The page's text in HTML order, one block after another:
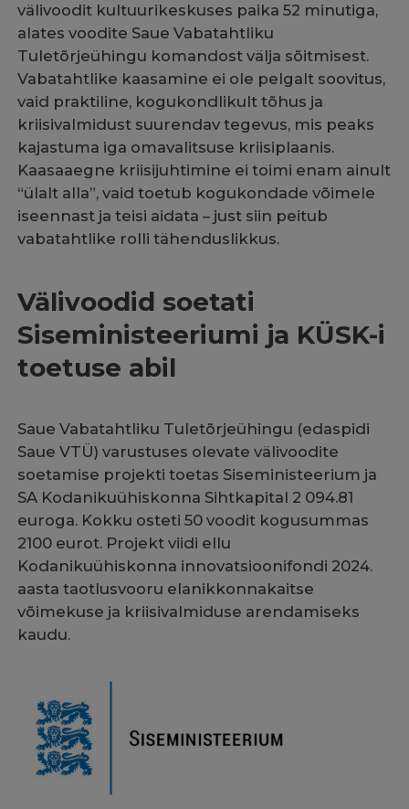
välivoodit kultuurikeskuses paika 52 minutiga,
alates voodite Saue Vabatahtliku
Tuletõrjeühingu komandost välja sõitmisest.
Vabatahtlike kaasamine ei ole pelgalt soovitus,
vaid praktiline, kogukondlikult tõhus ja
kriisivalmidust suurendav tegevus, mis peaks
kajastuma iga omavalitsuse kriisiplaanis.
Kaasaaegne kriisijuhtimine ei toimi enam ainult
“ülalt alla”, vaid toetub kogukondade võimele
iseennast ja teisi aidata – just siin peitub
vabatahtlike rolli tähenduslikkus.
Välivoodid soetati
Siseministeeriumi ja KÜSK-i
toetuse abil
Saue Vabatahtliku Tuletõrjeühingu (edaspidi
Saue VTÜ) varustuses olevate välivoodite
soetamise projekti toetas Siseministeerium ja
SA Kodanikuühiskonna Sihtkapital 2 094.81
euroga. Kokku osteti 50 voodit kogusummas
2100 eurot. Projekt viidi ellu
Kodanikuühiskonna innovatsioonifondi 2024.
aasta taotlusvooru elanikkonnakaitse
võimekuse ja kriisivalmiduse arendamiseks
kaudu.